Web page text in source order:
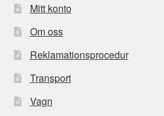
Mitt konto
Om oss
Reklamationsprocedur
Transport
Vagn